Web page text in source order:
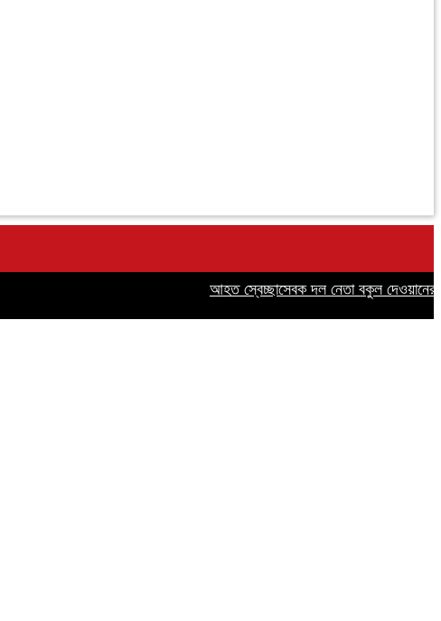
আহত স্বেচ্ছাসেবক দল নেতা বকুল দেওয়ানের